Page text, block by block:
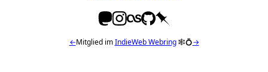
←Mitglied imIndieWeb Webring🕸💍→